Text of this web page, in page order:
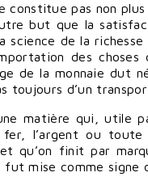
constitue pas non
but que la
science de la
des
de la monnaie dut
toujours d’un
matière qui, utile
l’argent ou
qu’on finit par
fut mise comme signe